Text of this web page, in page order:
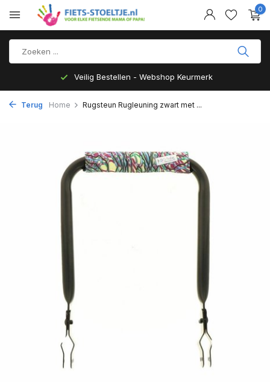
0
Veilig Bestellen - Webshop Keurmerk
Terug Home Rugsteun Rugleuning zwart met ...